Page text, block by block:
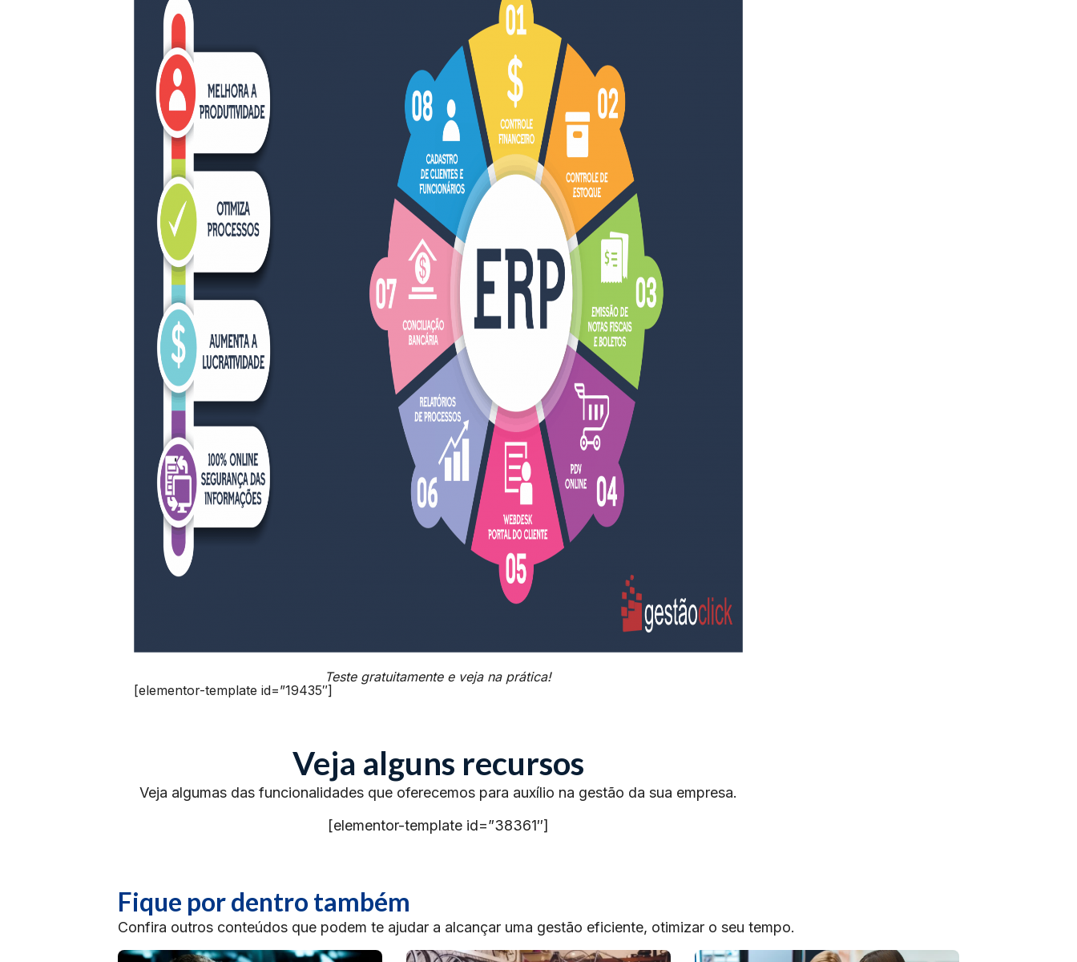
Teste gratuitamente e veja na prática!
[elementor-template id=”19435″]
Veja alguns recursos
Veja algumas das funcionalidades que oferecemos para auxílio na gestão da sua empresa.
[elementor-template id=”38361″]
Fique por dentro também
Confira outros conteúdos que podem te ajudar a alcançar uma gestão eficiente, otimizar o seu tempo.